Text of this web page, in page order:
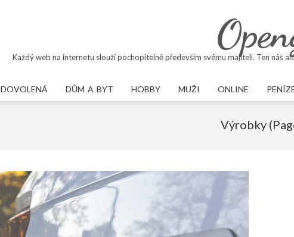
Každý web na internetu slouží pochopitelně především svému majiteli. Ten náš
Menu
DOVOLENÁ DŮM A BYT HOBBY MUŽI ONLINE
Výrobky